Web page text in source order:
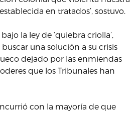
en tratados’, sostuvo.
la ley de ‘quiebra criolla’,
una solución a su crisis
dejado por las enmiendas
que los Tribunales han
con la mayoría de que